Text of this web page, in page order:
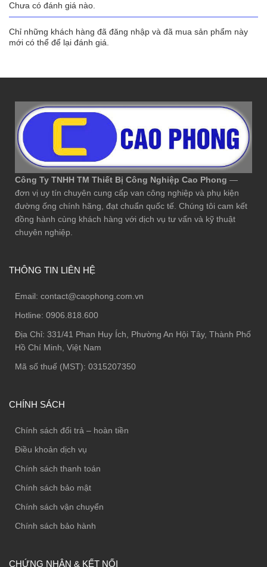
Chưa có đánh giá nào.
Chỉ những khách hàng đã đăng nhập và đã mua sản phẩm này
mới có thể để lại đánh giá.
Công Ty TNHH TM Thiết Bị Công Nghiệp Cao Phong —
đơn vị uy tín chuyên cung cấp van công nghiệp và phụ kiện
đường ống chính hãng, đạt chuẩn quốc tế. Chúng tôi cam kết
đồng hành cùng khách hàng với dịch vụ tư vấn và kỹ thuật
chuyên nghiệp.
THÔNG TIN LIÊN HỆ
Email: contact@caophong.com.vn
Hotline: 0906.818.600
Địa Chỉ: 331/41 Phan Huy Ích, Phường An Hội Tây, Thành Phố
Hồ Chí Minh, Việt Nam
Mã số thuế (MST): 0315207350
CHÍNH SÁCH
Chính sách đổi trả – hoàn tiền
Điều khoản dịch vụ
Chính sách thanh toán
Chính sách bảo mật
Chính sách vận chuyển
Chính sách bảo hành
CHỨNG NHẬN & KẾT NỐI